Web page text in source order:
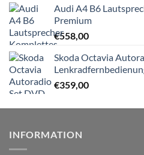
Audi A4 B6
Premium
€558,00
Skoda Octavia
€359,00
INFORMATION